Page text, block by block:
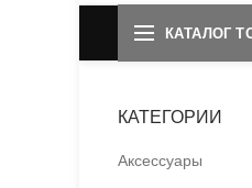
КАТАЛОГ
КАТЕГОРИИ
Аксессуары